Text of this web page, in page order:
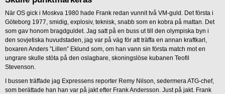
När OS gick i Moskva 1980 hade Frank redan vunnit två VM-guld. Det första i
Göteborg 1977, smidig, explosiv, teknisk, snabb som en kobra på mattan. Det
som gav honom bragdguldet. Jag satt på en buss ut till den olympiska byn i
den sovjetiska huvudstaden, jag var på väg för att träffa en annan kraftkarl,
boxaren Anders ”Lillen” Eklund som, om han vann sin första match mot en
ungrare skulle stöta på den oslagbare, skoningslöse kubanen Teofil
Stevenson.
I bussen träffade jag Expressens reporter Remy Nilson, sedermera ATG-chef,
som berättade han han var på jakt efter Frank Andersson. Just på jakt. Frank